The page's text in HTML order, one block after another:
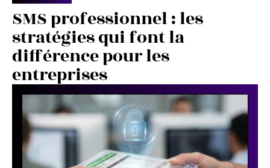
SMS professionnel : les
stratégies qui font la
différence pour les
entreprises